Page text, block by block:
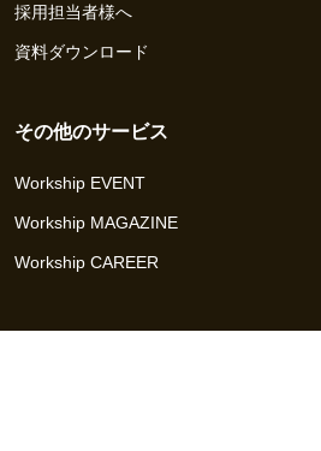
採用担当者様へ
資料ダウンロード
その他のサービス
Workship EVENT
Workship MAGAZINE
Workship CAREER